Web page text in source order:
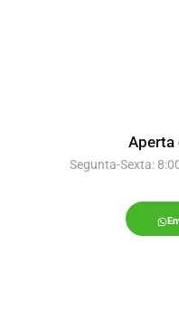
Aperta
Segunta-Sexta: